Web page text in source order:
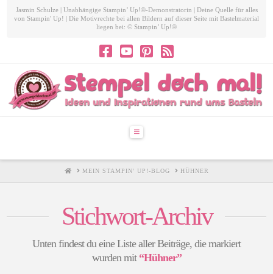
Jasmin Schulze | Unabhängige Stampin’ Up!®-Demonstratorin | Deine Quelle für alles
von Stampin' Up! | Die Motivrechte bei allen Bildern auf dieser Seite mit Bastelmaterial
liegen bei: © Stampin’ Up!®
Navigation
HOMEMEIN STAMPIN' UP!-BLOG HÜHNER
Stichwort-Archiv
Unten findest du eine Liste aller Beiträge, die markiert
wurden mit “Hühner”